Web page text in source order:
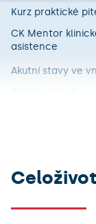
Kurz praktické
CK Mentor
asistence
Akutní stavy ve
Basic Instruktor